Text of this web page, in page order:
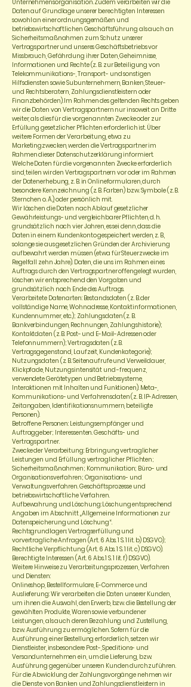
Unternehmensorganisation. Zudem verarbeiten wir die
Daten auf Grundlage unserer berechtigten Interessen
sowohl an einer ordnungsgemäßen und
betriebswirtschaftlichen Geschäftsführung als auch an
Sicherheitsmaßnahmen zum Schutz unserer
Vertragspartner und unseres Geschäftsbetriebs vor
Missbrauch, Gefährdung ihrer Daten, Geheimnisse,
Informationen und Rechte (z. B. zur Beteiligung von
Telekommunikations-, Transport- und sonstigen
Hilfsdiensten sowie Subunternehmern, Banken, Steuer-
und Rechtsberatern, Zahlungsdienstleistern oder
Finanzbehörden). Im Rahmen des geltenden Rechts geben
wir die Daten von Vertragspartnern nur insoweit an Dritte
weiter, als dies für die vorgenannten Zwecke oder zur
Erfüllung gesetzlicher Pflichten erforderlich ist. Über
weitere Formen der Verarbeitung, etwa zu
Marketingzwecken, werden die Vertragspartner im
Rahmen dieser Datenschutzerklärung informiert.
Welche Daten für die vorgenannten Zwecke erforderlich
sind, teilen wir den Vertragspartnern vor oder im Rahmen
der Datenerhebung, z. B. in Onlineformularen, durch
besondere Kennzeichnung (z. B. Farben) bzw. Symbole (z. B.
Sternchen o. Ä.), oder persönlich mit.
Wir löschen die Daten nach Ablauf gesetzlicher
Gewährleistungs- und vergleichbarer Pflichten, d. h.
grundsätzlich nach vier Jahren, es sei denn, dass die
Daten in einem Kundenkonto gespeichert werden, z. B.,
solange sie aus gesetzlichen Gründen der Archivierung
aufbewahrt werden müssen (etwa für Steuerzwecke im
Regelfall zehn Jahre). Daten, die uns im Rahmen eines
Auftrags durch den Vertragspartner offengelegt wurden,
löschen wir entsprechend den Vorgaben und
grundsätzlich nach Ende des Auftrags.
Verarbeitete Datenarten: Bestandsdaten (z. B. der
vollständige Name, Wohnadresse, Kontaktinformationen,
Kundennummer, etc.); Zahlungsdaten (z. B.
Bankverbindungen, Rechnungen, Zahlungshistorie);
Kontaktdaten (z. B. Post- und E-Mail-Adressen oder
Telefonnummern); Vertragsdaten (z. B.
Vertragsgegenstand, Laufzeit, Kundenkategorie);
Nutzungsdaten (z. B. Seitenaufrufe und Verweildauer,
Klickpfade, Nutzungsintensität und -frequenz,
verwendete Gerätetypen und Betriebssysteme,
Interaktionen mit Inhalten und Funktionen). Meta-,
Kommunikations- und Verfahrensdaten (z. B. IP-Adressen,
Zeitangaben, Identifikationsnummern, beteiligte
Personen).
Betroffene Personen: Leistungsempfänger und
Auftraggeber; Interessenten. Geschäfts- und
Vertragspartner.
Zwecke der Verarbeitung: Erbringung vertraglicher
Leistungen und Erfüllung vertraglicher Pflichten;
Sicherheitsmaßnahmen; Kommunikation; Büro- und
Organisationsverfahren; Organisations- und
Verwaltungsverfahren. Geschäftsprozesse und
betriebswirtschaftliche Verfahren.
Aufbewahrung und Löschung: Löschung entsprechend
Angaben im Abschnitt „Allgemeine Informationen zur
Datenspeicherung und Löschung“.
Rechtsgrundlagen: Vertragserfüllung und
vorvertragliche Anfragen (Art. 6 Abs. 1 S. 1 lit. b) DSGVO);
Rechtliche Verpflichtung (Art. 6 Abs. 1 S. 1 lit. c) DSGVO).
Berechtigte Interessen (Art. 6 Abs. 1 S. 1 lit. f) DSGVO).
Weitere Hinweise zu Verarbeitungsprozessen, Verfahren
und Diensten:
Onlineshop, Bestellformulare, E-Commerce und
Auslieferung: Wir verarbeiten die Daten unserer Kunden,
um ihnen die Auswahl, den Erwerb, bzw. die Bestellung der
gewählten Produkte, Waren sowie verbundener
Leistungen, als auch deren Bezahlung und Zustellung,
bzw. Ausführung zu ermöglichen. Sofern für die
Ausführung einer Bestellung erforderlich, setzen wir
Dienstleister, insbesondere Post-, Speditions- und
Versandunternehmen ein, um die Lieferung, bzw.
Ausführung gegenüber unseren Kunden durchzuführen.
Für die Abwicklung der Zahlungsvorgänge nehmen wir
die Dienste von Banken und Zahlungsdienstleistern in